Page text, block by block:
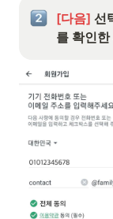
[다음] 선
를 확인한